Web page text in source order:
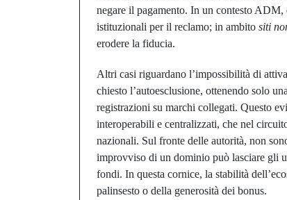
negare il pagamento. In un contesto
istituzionali per il reclamo; in ambito siti
erodere la fiducia.
Altri casi riguardano l’impossibilità di
chiesto l’autoesclusione, ottenendo solo
registrazioni su marchi collegati. Questo
interoperabili e centralizzati, che nel
nazionali. Sul fronte delle autorità, non
improvviso di un dominio può lasciare gli
fondi. In questa cornice, la stabilità
palinsesto o della generosità dei bonus.